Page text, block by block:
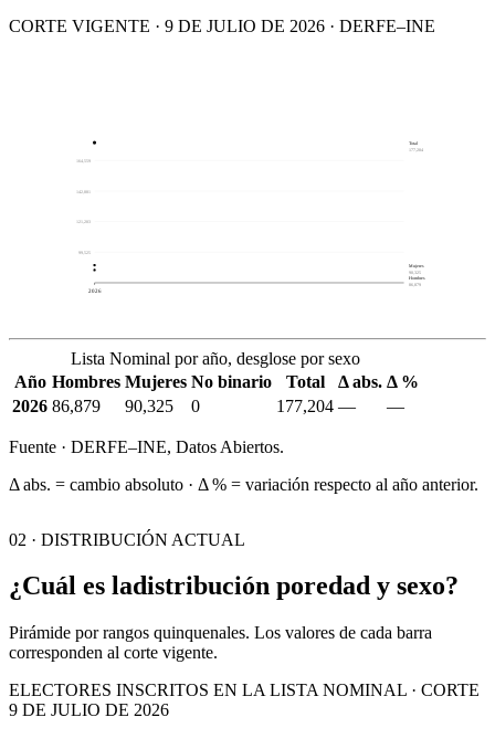
CORTE VIGENTE · 9 DE JULIO DE 2026 · DERFE–INE
99,525
121,203
142,881
164,559
2026
Total
177,204
Mujeres
90,325
Hombres
86,879
Lista Nominal por año, desglose por sexo
Año Hombres Mujeres No binario Total Δ abs. Δ %
2026 86,879 90,325 0 177,204 — —
Fuente · DERFE–INE, Datos Abiertos.
Δ abs. = cambio absoluto · Δ % = variación respecto al año anterior.
02 · DISTRIBUCIÓN ACTUAL
¿Cuál es ladistribución poredad y sexo?
Pirámide por rangos quinquenales. Los valores de cada barra
corresponden al corte vigente.
ELECTORES INSCRITOS EN LA LISTA NOMINAL · CORTE
9 DE JULIO DE 2026